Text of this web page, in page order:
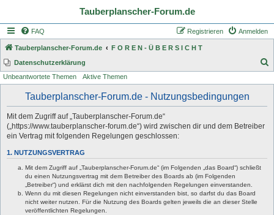
Tauberplanscher-Forum.de
FAQ Anmelden
Registrieren
Tauberplanscher-Forum.de
F O R E N - Ü B E R S I C H T
Datenschutzerklärung
Unbeantwortete Themen Aktive Themen
Tauberplanscher-Forum.de - Nutzungsbedingungen
Mit dem Zugriff auf „Tauberplanscher-Forum.de“
(„https://www.tauberplanscher-forum.de“) wird zwischen dir und dem Betreiber
ein Vertrag mit folgenden Regelungen geschlossen:
1. NUTZUNGSVERTRAG
Mit dem Zugriff auf „Tauberplanscher-Forum.de“ (im Folgenden „das Board“) schließt
du einen Nutzungsvertrag mit dem Betreiber des Boards ab (im Folgenden
„Betreiber“) und erklärst dich mit den nachfolgenden Regelungen einverstanden.
Wenn du mit diesen Regelungen nicht einverstanden bist, so darfst du das Board
nicht weiter nutzen. Für die Nutzung des Boards gelten jeweils die an dieser Stelle
veröffentlichten Regelungen.